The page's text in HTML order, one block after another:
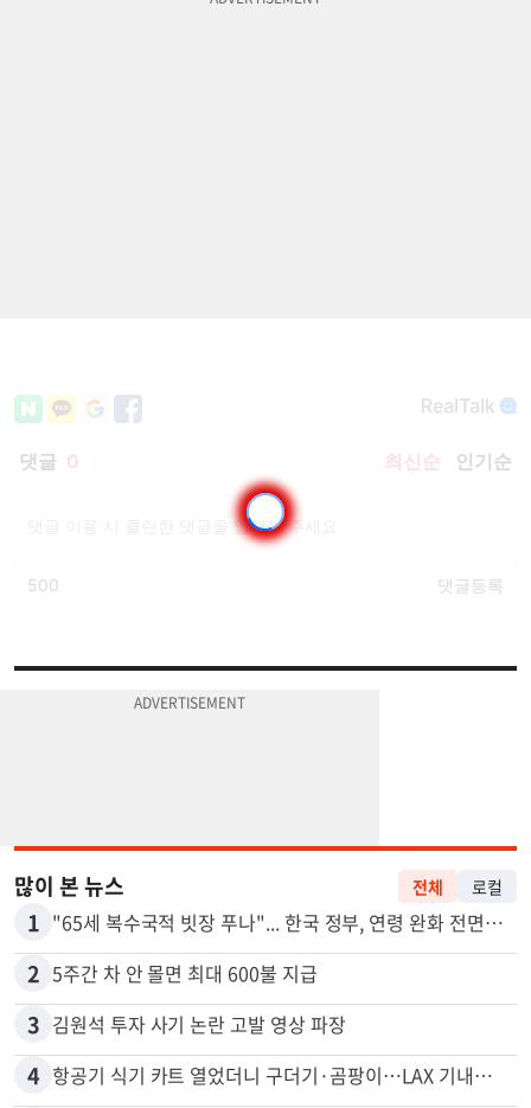
많이 본 뉴스 전체 로컬
1 "65세 복수국적 빗장 푸나"... 한국 정부, 연령 완화 전면 추진
2 5주간 차 안 몰면 최대 600불 지급
3 김원석 투자 사기 논란 고발 영상 파장
4 항공기 식기 카트 열었더니 구더기·곰팡이…LAX 기내식 업체 논란